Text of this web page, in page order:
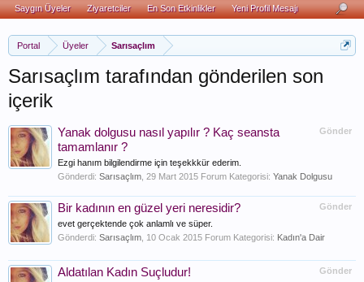
Portal Üyeler Sarısaçlım
Sarısaçlım tarafından gönderilen son
içerik
Gönder
Yanak dolgusu nasıl yapılır ? Kaç seansta
tamamlanır ?
Ezgi hanım bilgilendirme için teşekkkür ederim.
Gönderdi: Sarısaçlım 29 Mart 2015 Forum Kategorisi: Yanak Dolgusu
Gönder
Bir kadının en güzel yeri neresidir?
evet gerçektende çok anlamlı ve süper.
Gönderdi: Sarısaçlım 10 Ocak 2015 Forum Kategorisi: Kadın'a Dair
Gönder
Aldatılan Kadın Suçludur!
Saygın Üyeler Ziyaretciler En Son Etkinlikler Yeni Profil Mesajı